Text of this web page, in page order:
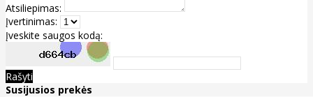
Atsiliepimas:
Įvertinimas:
Įveskite saugos kodą:
Rašyti
Susijusios prekės